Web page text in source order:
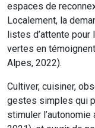
espaces de
Localement, la
listes d’attente pour
vertes en
Alpes, 2022).
Cultiver, cuisiner,
gestes simples qui
stimuler